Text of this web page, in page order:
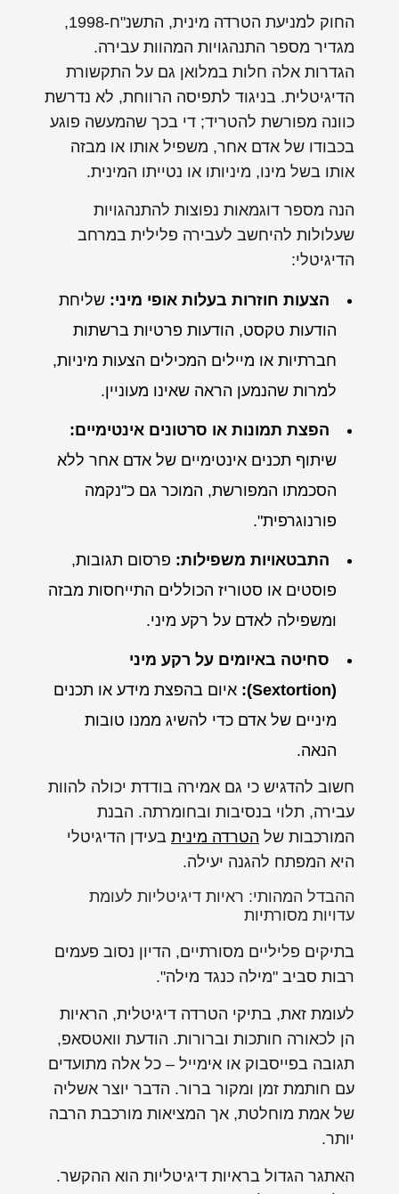
החוק למניעת הטרדה מינית, התשנ"ח-1998,
מגדיר מספר התנהגויות המהוות עבירה.
הגדרות אלה חלות במלואן גם על התקשורת
הדיגיטלית. בניגוד לתפיסה הרווחת, לא נדרשת
כוונה מפורשת להטריד; די בכך שהמעשה פוגע
בכבודו של אדם אחר, משפיל אותו או מבזה
אותו בשל מינו, מיניותו או נטייתו המינית.
הנה מספר דוגמאות נפוצות להתנהגויות
שעלולות להיחשב לעבירה פלילית במרחב
הדיגיטלי:
הצעות חוזרות בעלות אופי מיני: שליחת
הודעות טקסט, הודעות פרטיות ברשתות
חברתיות או מיילים המכילים הצעות מיניות,
למרות שהנמען הראה שאינו מעוניין.
הפצת תמונות או סרטונים אינטימיים:
שיתוף תכנים אינטימיים של אדם אחר ללא
הסכמתו המפורשת, המוכר גם כ"נקמה
פורנוגרפית".
התבטאויות משפילות: פרסום תגובות,
פוסטים או סטוריז הכוללים התייחסות מבזה
ומשפילה לאדם על רקע מיני.
סחיטה באיומים על רקע מיני
(Sextortion):
איום בהפצת מידע או תכנים
מיניים של אדם כדי להשיג ממנו טובות
הנאה.
חשוב להדגיש כי גם אמירה בודדת יכולה להוות
עבירה, תלוי בנסיבות ובחומרתה. הבנת
המורכבות של הטרדה מינית בעידן הדיגיטלי
היא המפתח להגנה יעילה.
ההבדל המהותי: ראיות דיגיטליות לעומת
עדויות מסורתיות
בתיקים פליליים מסורתיים, הדיון נסוב פעמים
רבות סביב "מילה כנגד מילה".
לעומת זאת, בתיקי הטרדה דיגיטלית, הראיות
הן לכאורה חותכות וברורות. הודעת וואטסאפ,
תגובה בפייסבוק או אימייל – כל אלה מתועדים
עם חותמת זמן ומקור ברור. הדבר יוצר אשליה
של אמת מוחלטת, אך המציאות מורכבת הרבה
יותר.
האתגר הגדול בראיות דיגיטליות הוא ההקשר.